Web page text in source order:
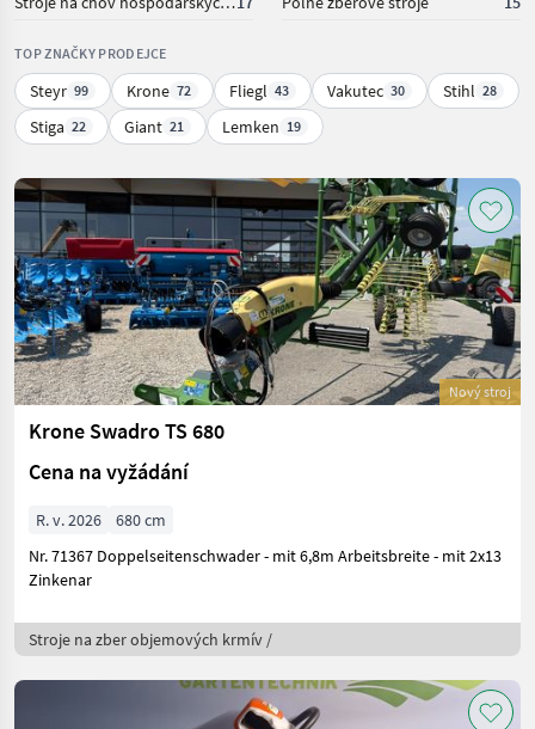
TOP ZNAČKY PRODEJCE
Steyr 99 Krone 72 Fliegl 43 Vakutec 30 Stihl 28
Stiga 22 Giant 21 Lemken 19
Nový stroj
Krone Swadro TS 680
Cena na vyžádání
R. v. 2026
680 cm
Nr. 71367 Doppelseitenschwader - mit 6,8m Arbeitsbreite - mit 2x13
Zinkenar
Stroje na zber objemových krmív /